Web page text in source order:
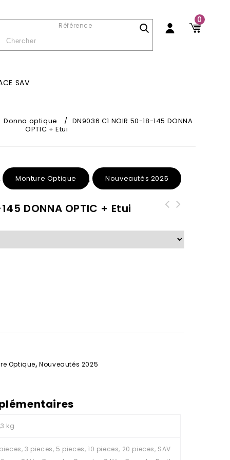
0
Référence
SAV
Donna optique / DN9036 C1 NOIR 50-18-145 DONNA
OPTIC + Etui
Monture Optique , Nouveautés 2025
DONNA OPTIC + Etui
Optique,Nouveautés 2025
kg
3 pieces, 5 pieces, 10 pieces, 20 pieces, SAV